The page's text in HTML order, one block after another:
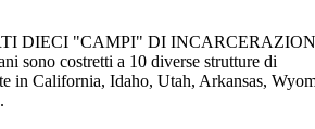
DIECI "CAMPI" DI
sono costretti a 10 diverse strutture di
in California, Idaho, Utah, Arkansas,